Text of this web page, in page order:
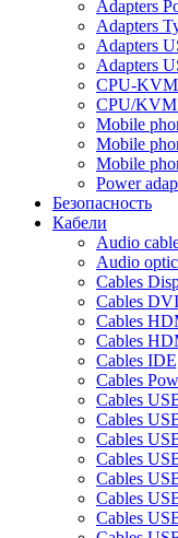
Adapters
Adapters
Adapters
Adapters
CPU-KVM
CPU/KVM
Mobile
Mobile
Mobile
Power
Безопасность
Кабели
Audio
Audio
Cables
Cables DVI
Cables
Cables
Cables
Cables
Cables
Cables
Cables
Cables
Cables
Cables
Cables